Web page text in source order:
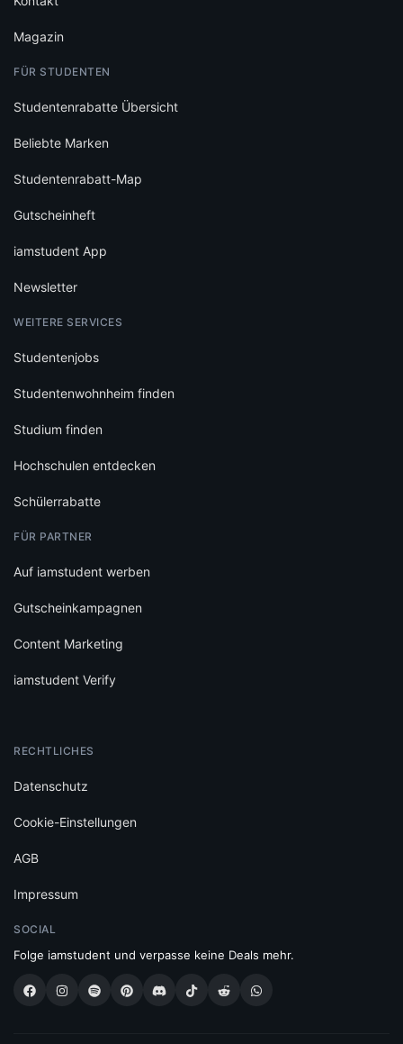
Magazin
FÜR STUDENTEN
Studentenrabatte Übersicht
Beliebte Marken
Studentenrabatt-Map
Gutscheinheft
iamstudent App
Newsletter
WEITERE SERVICES
Studentenjobs
Studentenwohnheim finden
Studium finden
Hochschulen entdecken
Schülerrabatte
FÜR PARTNER
Auf iamstudent werben
Gutscheinkampagnen
Content Marketing
iamstudent Verify
RECHTLICHES
Datenschutz
Cookie-Einstellungen
AGB
Impressum
SOCIAL
Folge iamstudent und verpasse keine Deals mehr.